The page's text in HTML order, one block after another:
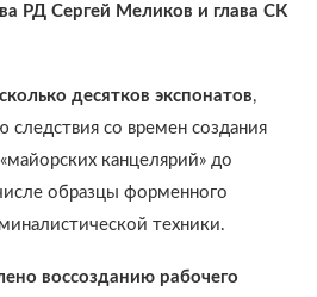
РД Сергей Меликов и глава СК
десятков экспонатов,
со времен создания
канцелярий» до
образцы форменного
техники.
воссозданию рабочего